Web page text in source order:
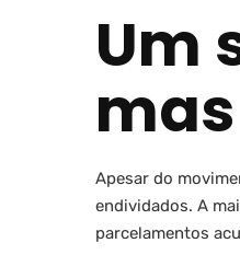
Um
Apesar do
endividados. A
parcelamentos